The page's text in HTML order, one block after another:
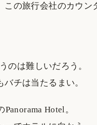
この旅行会社のカウン
のは難しいだろう。
チは当たるまい。
Hotel。